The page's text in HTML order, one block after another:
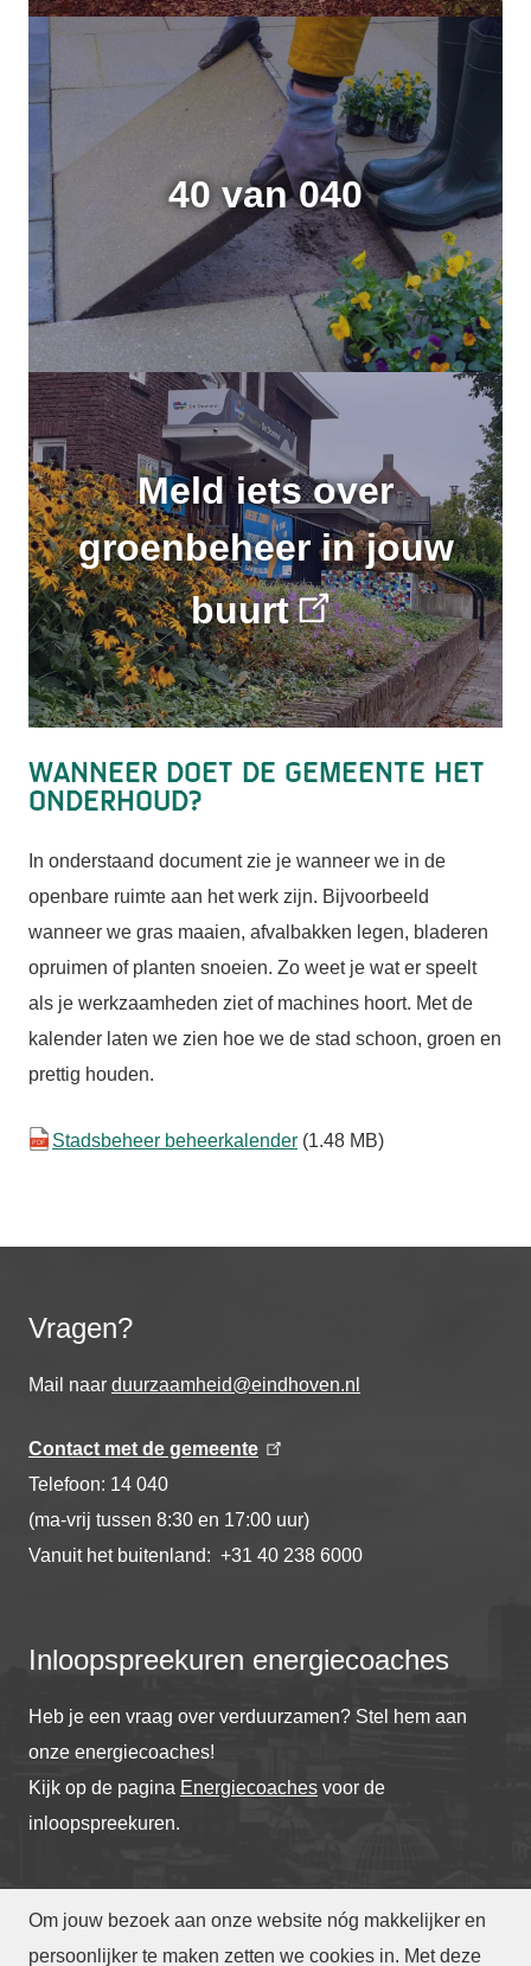
Om jouw bezoek aan onze website nóg makkelijker en
persoonlijker te maken zetten we cookies in. Met deze
40 van 040
Meld iets over
groenbeheer in jouw
buurt
Wanneer doet de gemeente het
onderhoud?
In onderstaand document zie je wanneer we in de
openbare ruimte aan het werk zijn. Bijvoorbeeld
wanneer we gras maaien, afvalbakken legen, bladeren
opruimen of planten snoeien. Zo weet je wat er speelt
als je werkzaamheden ziet of machines hoort. Met de
kalender laten we zien hoe we de stad schoon, groen en
prettig houden.
Stadsbeheer beheerkalender (1.48 MB)
Vragen?
Mail naar duurzaamheid@eindhoven.nl
Contact met de gemeente
Telefoon: 14 040
(ma-vrij tussen 8:30 en 17:00 uur)
Vanuit het buitenland: +31 40 238 6000
Inloopspreekuren energiecoaches
Heb je een vraag over verduurzamen? Stel hem aan
onze energiecoaches!
Kijk op de pagina Energiecoaches voor de
inloopspreekuren.
© Gemeente Eindhoven2026